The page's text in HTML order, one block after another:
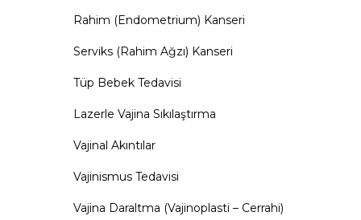
Rahim (Endometrium) Kanseri
Serviks (Rahim Ağzı) Kanseri
Tüp Bebek Tedavisi
Lazerle Vajina Sıkılaştırma
Vajinal Akıntılar
Vajinismus Tedavisi
Vajina Daraltma (Vajinoplasti – Cerrahi)